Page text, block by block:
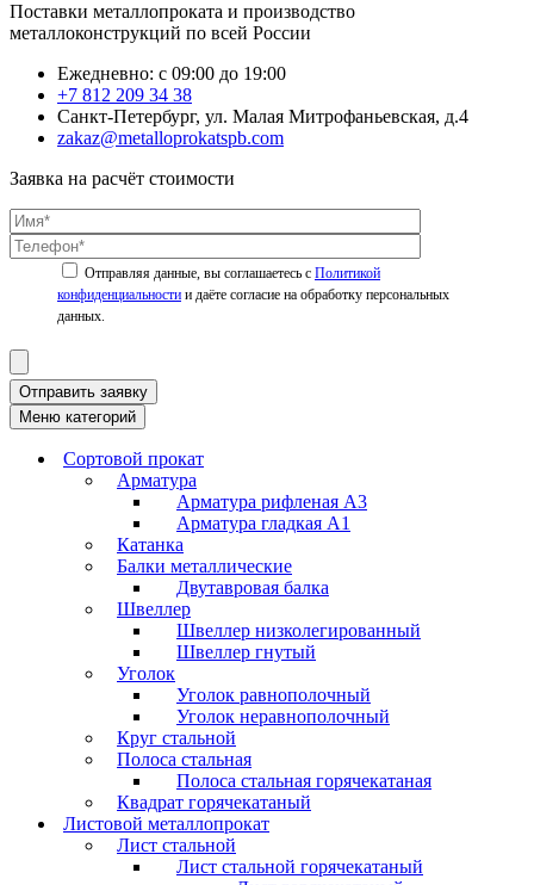
Поставки металлопроката и производство
металлоконструкций по всей России
Ежедневно: с 09:00 до 19:00
+7 812 209 34 38
Санкт-Петербург, ул. Малая Митрофаньевская, д.4
zakaz@metalloprokatspb.com
Заявка на расчёт стоимости
Политикой
конфиденциальности
Отправить заявку
Меню категорий
Сортовой прокат
Арматура
Арматура рифленая А3
Арматура гладкая А1
Катанка
Балки металлические
Двутавровая балка
Швеллер
Швеллер низколегированный
Швеллер гнутый
Уголок
Уголок равнополочный
Уголок неравнополочный
Круг стальной
Полоса стальная
Полоса стальная горячекатаная
Квадрат горячекатаный
Листовой металлопрокат
Лист стальной
Лист стальной горячекатаный